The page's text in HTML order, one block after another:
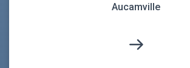
Aucamville